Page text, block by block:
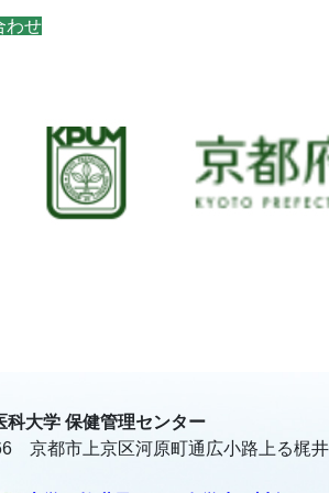
わせ
科大学 保健管理センター
京都市上京区河原町通広小路上る梶